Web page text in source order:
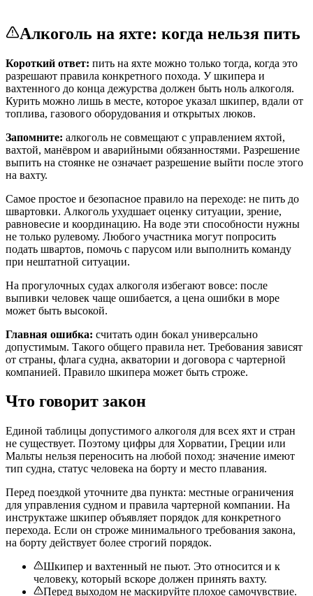
Алкоголь на яхте: когда нельзя пить
Короткий ответ: пить на яхте можно только тогда, когда это
разрешают правила конкретного похода. У шкипера и
вахтенного до конца дежурства должен быть ноль алкоголя.
Курить можно лишь в месте, которое указал шкипер, вдали от
топлива, газового оборудования и открытых люков.
Запомните: алкоголь не совмещают с управлением яхтой,
вахтой, манёвром и аварийными обязанностями. Разрешение
выпить на стоянке не означает разрешение выйти после этого
на вахту.
Самое простое и безопасное правило на переходе: не пить до
швартовки. Алкоголь ухудшает оценку ситуации, зрение,
равновесие и координацию. На воде эти способности нужны
не только рулевому. Любого участника могут попросить
подать швартов, помочь с парусом или выполнить команду
при нештатной ситуации.
На прогулочных судах алкоголя избегают вовсе: после
выпивки человек чаще ошибается, а цена ошибки в море
может быть высокой.
Главная ошибка: считать один бокал универсально
допустимым. Такого общего правила нет. Требования зависят
от страны, флага судна, акватории и договора с чартерной
компанией. Правило шкипера может быть строже.
Что говорит закон
Единой таблицы допустимого алкоголя для всех яхт и стран
не существует. Поэтому цифры для Хорватии, Греции или
Мальты нельзя переносить на любой поход: значение имеют
тип судна, статус человека на борту и место плавания.
Перед поездкой уточните два пункта: местные ограничения
для управления судном и правила чартерной компании. На
инструктаже шкипер объявляет порядок для конкретного
перехода. Если он строже минимального требования закона,
на борту действует более строгий порядок.
Шкипер и вахтенный не пьют. Это относится и к
человеку, который вскоре должен принять вахту.
Перед выходом не маскируйте плохое самочувствие.